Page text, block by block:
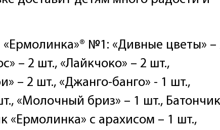
«Ермолинка»® №1: «Дивные цветы» –
– 2 шт., «Лайкчоко» – 2 шт.,
– 2 шт., «Джанго-банго» - 1 шт.,
«Молочный бриз» – 1 шт., Батончик
«Ермолинка» c арахисом – 1 шт.,